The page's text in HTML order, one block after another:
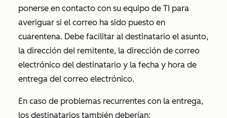
ponerse en contacto con su equipo de TI para
averiguar si el correo ha sido puesto en
cuarentena. Debe facilitar al destinatario el asunto,
la dirección del remitente, la dirección de correo
electrónico del destinatario y la fecha y hora de
entrega del correo electrónico.
En caso de problemas recurrentes con la entrega,
los destinatarios también deberían: